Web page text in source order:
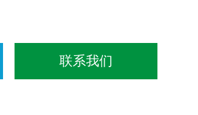
联系我们